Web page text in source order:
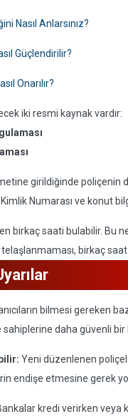
Nasıl Anlarsınız?
Güçlendirilir?
Onarılır?
iki resmi kaynak vardır:
girildiğinde
Numarası ve konut
birkaç saati bulabilir. Bu
telaşlanmaması, birkaç
bilmesi gereken
daha güvenli bir
Yeni düzenlenen
endişe etmesine gerek
kredi verirken veya